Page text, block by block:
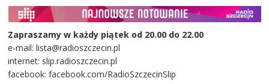
Zapraszamy w każdy piątek od 20.00 do 22.00
e-mail: lista@radioszczecin.pl
internet: slip.radioszczecin.pl
facebook: facebook.com/RadioSzczecinSlip